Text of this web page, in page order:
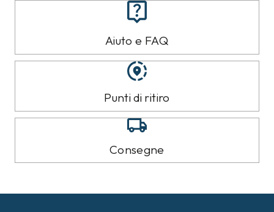
Aiuto e FAQ
Punti di ritiro
Consegne